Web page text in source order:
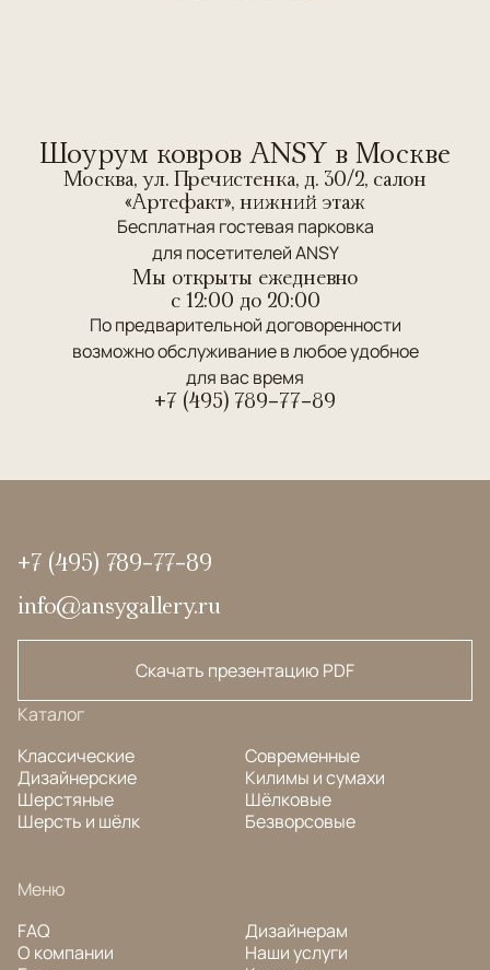
Шоурум ковров ANSY в Москве
Москва, ул. Пречистенка, д. 30/2, салон
«Артефакт», нижний этаж
Бесплатная гостевая парковка
для посетителей ANSY
Мы открыты ежедневно
c 12:00 до 20:00
По предварительной договоренности
возможно обслуживание в любое удобное
для вас время
+7 (495) 789-77-89
+7 (495) 789-77-89
info@ansygallery.ru
Скачать презентацию PDF
Каталог
Классические
Дизайнерские
Шерстяные
Шерсть и шёлк
Современные
Килимы и сумахи
Шёлковые
Безворсовые
Меню
FAQ
О компании
Дизайнерам
Наши услуги